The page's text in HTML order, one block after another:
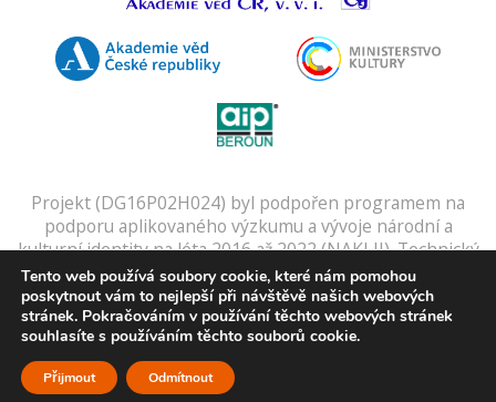
Projekt (DG16P02H024) byl podpořen programem na
podporu aplikovaného výzkumu a vývoje národní a
kulturní identity na léta 2016 až 2022 (NAKI II). Technický
provozovatel: SUMA spol. s r.o.Digitální slovníky a
kartotéku zajišťujeGulliver.
Zpracování osobních údajů:Využívání osobních dat
Tento web používá soubory cookie, které nám pomohou
poskytnout vám to nejlepší při návštěvě našich webových
stránek. Pokračováním v používání těchto webových stránek
souhlasíte s používáním těchto souborů cookie.
Přijmout Odmítnout